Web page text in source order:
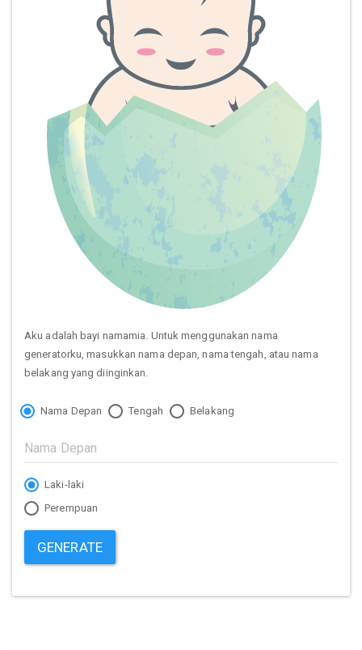
Aku adalah bayi namamia. Untuk menggunakan nama
generatorku, masukkan nama depan, nama tengah, atau nama
belakang yang diinginkan.
Nama Depan Tengah Belakang
Laki-laki
Perempuan
GENERATE